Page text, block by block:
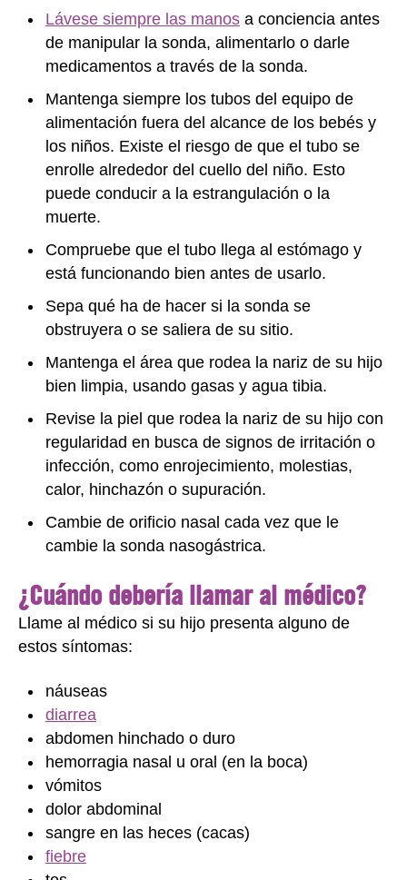
Lávese siempre las manos a conciencia antes
de manipular la sonda, alimentarlo o darle
medicamentos a través de la sonda.
Mantenga siempre los tubos del equipo de
alimentación fuera del alcance de los bebés y
los niños. Existe el riesgo de que el tubo se
enrolle alrededor del cuello del niño. Esto
puede conducir a la estrangulación o la
muerte.
Compruebe que el tubo llega al estómago y
está funcionando bien antes de usarlo.
Sepa qué ha de hacer si la sonda se
obstruyera o se saliera de su sitio.
Mantenga el área que rodea la nariz de su hijo
bien limpia, usando gasas y agua tibia.
Revise la piel que rodea la nariz de su hijo con
regularidad en busca de signos de irritación o
infección, como enrojecimiento, molestias,
calor, hinchazón o supuración.
Cambie de orificio nasal cada vez que le
cambie la sonda nasogástrica.
¿Cuándo debería llamar al médico?
Llame al médico si su hijo presenta alguno de
estos síntomas:
náuseas
diarrea
abdomen hinchado o duro
hemorragia nasal u oral (en la boca)
vómitos
dolor abdominal
sangre en las heces (cacas)
fiebre